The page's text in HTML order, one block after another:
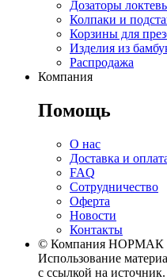
Дозаторы
Колпаки и
Корзины для
Изделия из
Распродажа
Компания
Помощь
О нас
Доставка и
FAQ
Сотрудничество
Оферта
Новости
Контакты
© Компания НОРМАК
Использование
с ссылкой на источник.